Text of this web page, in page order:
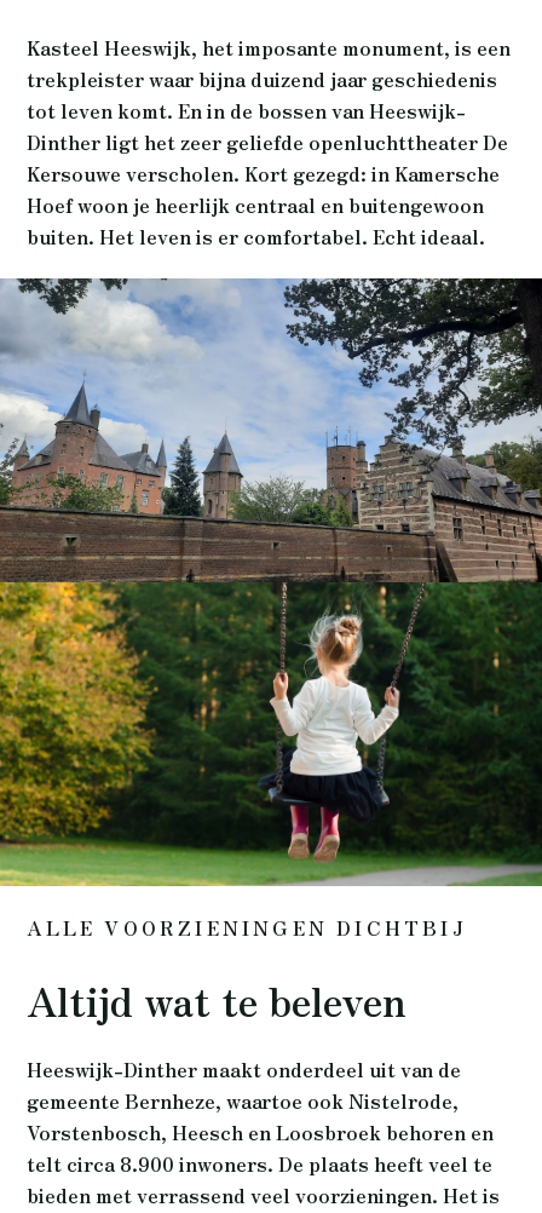
Kasteel Heeswijk, het imposante monument, is een
trekpleister waar bijna duizend jaar geschiedenis
tot leven komt. En in de bossen van Heeswijk-
Dinther ligt het zeer geliefde openluchttheater De
Kersouwe verscholen. Kort gezegd: in Kamersche
Hoef woon je heerlijk centraal en buitengewoon
buiten. Het leven is er comfortabel. Echt ideaal.
ALLE VOORZIENINGEN DICHTBIJ
Altijd wat te beleven
Heeswijk-Dinther maakt onderdeel uit van de
gemeente Bernheze, waartoe ook Nistelrode,
Vorstenbosch, Heesch en Loosbroek behoren en
telt circa 8.900 inwoners. De plaats heeft veel te
bieden met verrassend veel voorzieningen. Het is